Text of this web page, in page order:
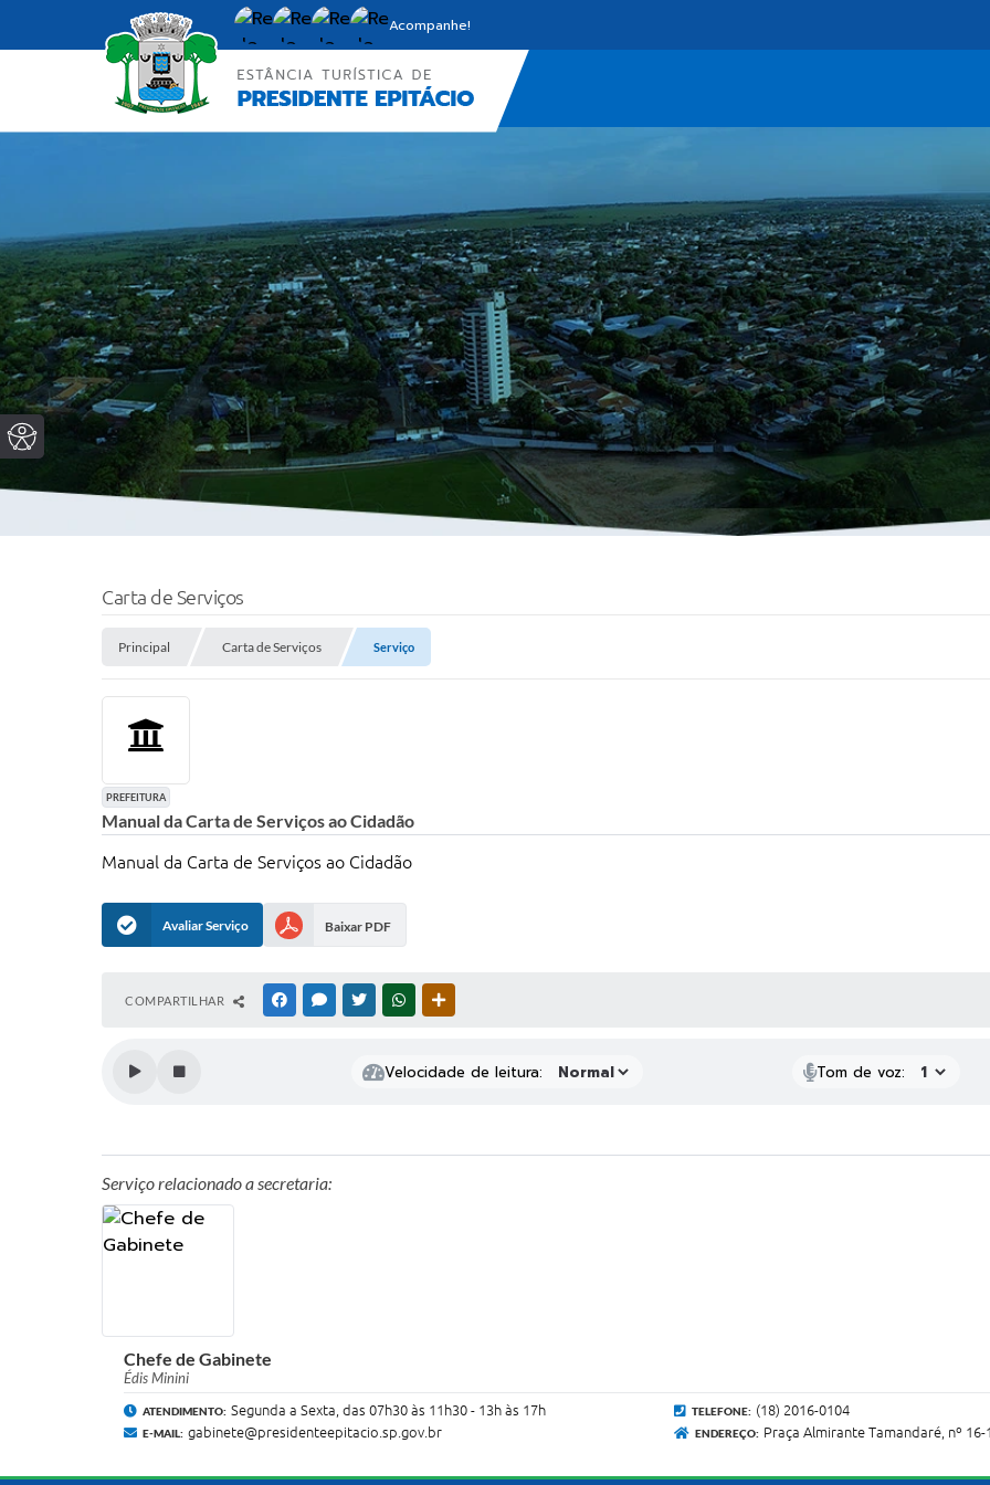
Acompanhe!
Carta de Serviços
Principal Carta de Serviços Serviço
PREFEITURA
Manual da Carta de Serviços ao Cidadão
Manual da Carta de Serviços ao Cidadão
Avaliar Serviço Baixar PDF
COMPARTILHAR FACEBOOKMESSENGER
TWITTERWHATSAPP
Velocidade de leitura: Tom de voz:
Serviço relacionado a secretaria:
Chefe de Gabinete
Édis Minini
ATENDIMENTO: Segunda a Sexta, das 07h30 às 11h30 - 13h às 17h TELEFONE: (18) 2016-0104
E-MAIL: gabinete@presidenteepitacio.sp.gov.br ENDEREÇO: Praça Almirante Tamandaré, nº 16-